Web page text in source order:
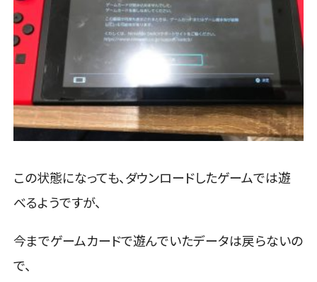
この状態になっても、ダウンロードしたゲームでは遊
べるようですが、
今までゲームカードで遊んでいたデータは戻らないの
で、